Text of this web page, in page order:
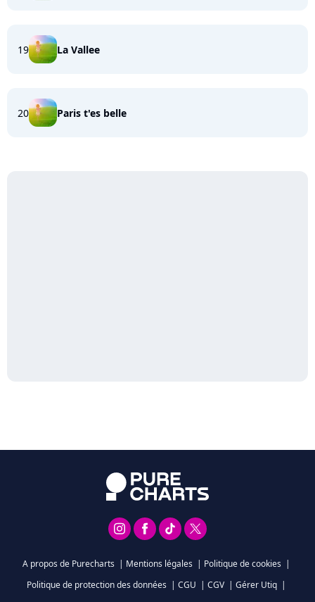
19 La Vallee
20 Paris t'es belle
A propos de Purecharts | Mentions légales | Politique de cookies |
Politique de protection des données | CGU | CGV | Gérer Utiq |